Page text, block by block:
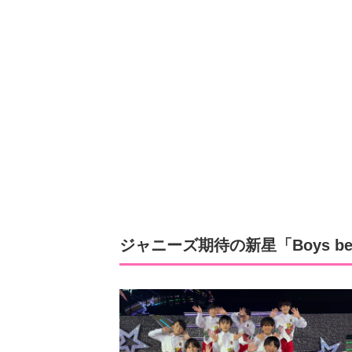
ジャニーズ期待の新星「Boys